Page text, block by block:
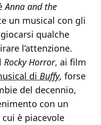
Anna and the
un musical con gli
qualche
l’attenzione.
Rocky Horror, ai film
di Buffy, forse
del decennio,
con un
è piacevole